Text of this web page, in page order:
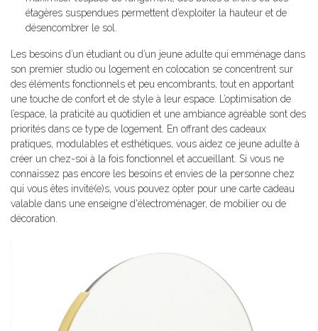
étagères suspendues permettent d’exploiter la hauteur et de
désencombrer le sol.
Les besoins d’un étudiant ou d’un jeune adulte qui emménage dans
son premier studio ou logement en colocation se concentrent sur
des éléments fonctionnels et peu encombrants, tout en apportant
une touche de confort et de style à leur espace. L’optimisation de
l’espace, la praticité au quotidien et une ambiance agréable sont des
priorités dans ce type de logement. En offrant des cadeaux
pratiques, modulables et esthétiques, vous aidez ce jeune adulte à
créer un chez-soi à la fois fonctionnel et accueillant. Si vous ne
connaissez pas encore les besoins et envies de la personne chez
qui vous êtes invité(e)s, vous pouvez opter pour une carte cadeau
valable dans une enseigne d'électroménager, de mobilier ou de
décoration.